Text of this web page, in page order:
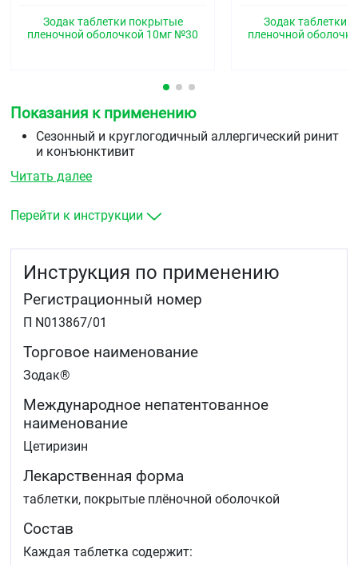
Зодак таблетки покрытые
пленочной оболочкой 10мг №30
Зодак таблетки
пленочной
Показания к применению
Сезонный и круглогодичный аллергический ринит
и конъюнктивит
Поллиноз (сенная лихорадка)
Отек Квинке.
Читать далее
Перейти к инструкции
Инструкция по применению
Регистрационный номер
П N013867/01
Торговое наименование
Зодак®
Международное непатентованное
наименование
Цетиризин
Лекарственная форма
таблетки, покрытые плёночной оболочкой
Состав
Каждая таблетка содержит: